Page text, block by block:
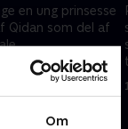
Om
en ung prinsesse
Qidan som del af
• 22 min